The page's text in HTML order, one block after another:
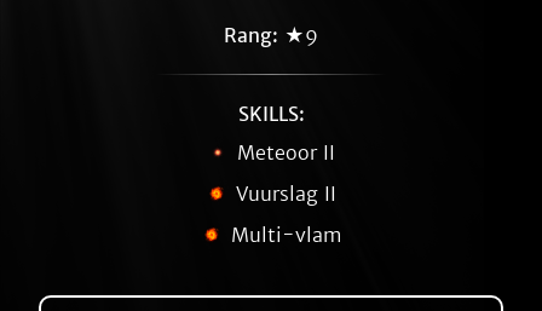
Rang: ★9
SKILLS:
Meteoor II
Vuurslag II
Multi-vlam